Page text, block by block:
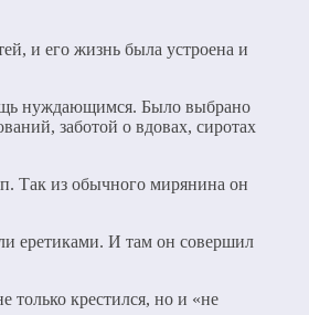
и его жизнь была устроена и
нуждающимся. Было выбрано
заботой о вдовах, сиротах
Так из обычного мирянина он
еретиками. И там он совершил
крестился, но и «не